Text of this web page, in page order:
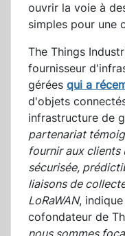
ouvrir la voie à
simples pour une
The Things
fournisseur
gérées qui a
d'objets
infrastructure de
partenariat
fournir aux clients
sécurisée,
liaisons de
LoRaWAN,
cofondateur de